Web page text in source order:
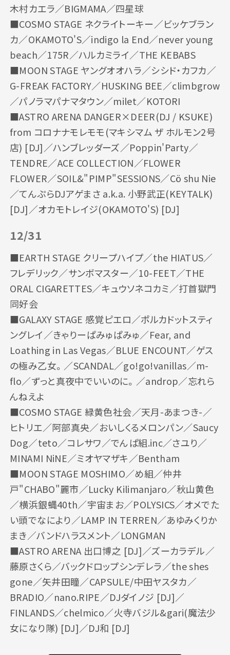
木村カエラ／BIGMAMA／四星球
■COSMO STAGE ネクライトーキー／ビッケブラン
カ／OKAMOTO'S／indigo la End／never young
beach／175R／ハルカミライ／THE KEBABS
■MOON STAGE ヤングオオハラ／シシド・カフカ／
G-FREAK FACTORY／HUSKING BEE／climbgrow
／パノラマパナマタウン／milet／KOTORI
■ASTRO ARENA DANGER×DEER(DJ / KSUKE)
from コロナナモレモモ(マキシマム ザ ホルモン2号
店) [DJ]／ハンブレッダーズ／Poppin'Party／
TENDRE／ACE COLLECTION／FLOWER
FLOWER／SOIL&"PIMP"SESSIONS／Cö shu Nie
／てんぷらDJアゲまさ a.k.a. 小野武正(KEYTALK)
[DJ]／オカモトレイジ(OKAMOTO'S) [DJ]
12/31
■EARTH STAGE クリープハイプ／the HIATUS／
フレデリック／サンボマスター／10-FEET／THE
ORAL CIGARETTES／キュウソネコカミ／打首獄門
同好会
■GALAXY STAGE 感覚ピエロ／ポルカドットスティ
ングレイ／きゃりーぱみゅぱみゅ／Fear, and
Loathing in Las Vegas／BLUE ENCOUNT／ゲス
の極み乙女。／SCANDAL／go!go!vanillas／m-
flo／ずっと真夜中でいいのに。／androp／忘れら
んねえよ
■COSMO STAGE 緑黄色社会／天月-あまつき-／
ヒトリエ／阿部真央／おいしくるメロンパン／Saucy
Dog／teto／コレサワ／でんぱ組.inc／さユり／
MINAMI NiNE／ミオヤマザキ／Bentham
■MOON STAGE MOSHIMO／め組／仲井
戸"CHABO"麗市／Lucky Kilimanjaro／秋山黄色
／横浜銀蝿40th／宇宙まお／POLYSICS／オメでた
い頭でなにより／LAMP IN TERREN／あゆみくりか
まき／バンドハラスメント／LONGMAN
■ASTRO ARENA 出口博之 [DJ]／ズーカラデル／
藤原さくら／バックドロップシンデレラ／the shes
gone／矢井田瞳／CAPSULE/中田ヤスタカ／
BRADIO／nano.RIPE／DJダイノジ [DJ]／
FINLANDS／chelmico／火寺バジル&gari(魔法少
女になり隊) [DJ]／DJ和 [DJ]